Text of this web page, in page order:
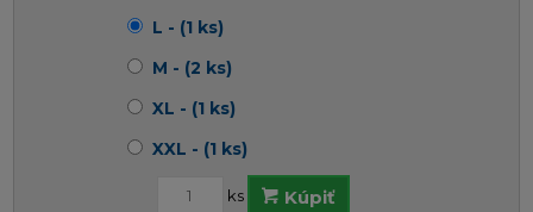
L - (1 ks)
M - (2 ks)
XL - (1 ks)
XXL - (1 ks)
ks Kúpiť